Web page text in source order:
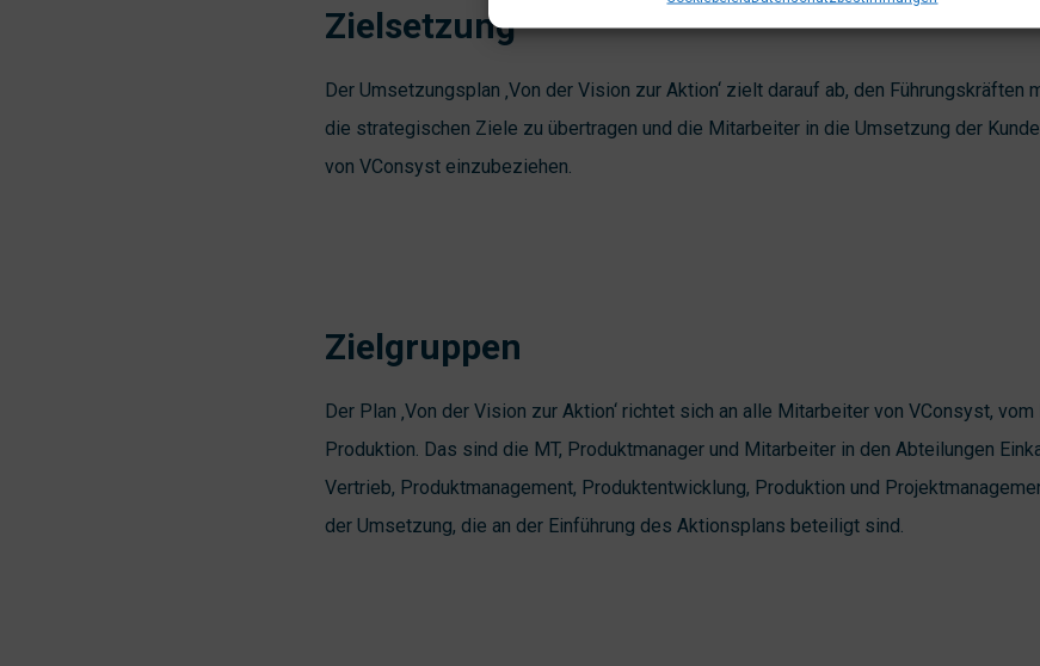
Zielsetzung
Der Umsetzungsplan ‚Von der Vision zur Aktion‘ zielt darauf ab, den Führungskräften
die strategischen Ziele zu übertragen und die Mitarbeiter in die Umsetzung der
von VConsyst einzubeziehen.
Zielgruppen
Der Plan ‚Von der Vision zur Aktion‘ richtet sich an alle Mitarbeiter von VConsyst,
Produktion. Das sind die MT, Produktmanager und Mitarbeiter in den Abteilungen
Vertrieb, Produktmanagement, Produktentwicklung, Produktion und
der Umsetzung, die an der Einführung des Aktionsplans beteiligt sind.